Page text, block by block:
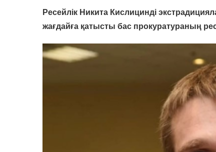
Ресейлік Никита Кислицинді
жағдайға қатысты бас прокуратураның